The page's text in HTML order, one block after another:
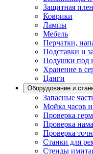
Защитная
Коврики
Лампы
Мебель
Перчатки,
Подставки и
Подушки под
Хранение в
Цанги
Оборудование и
Запасные
Мойка часов
Проверка
Проверка
Проверка
Станки для
Стенды